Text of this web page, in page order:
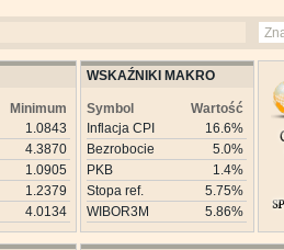
Minimum
1.0843
4.3870
1.0905
1.2379
4.0134
WSKAŹNIKI MAKRO
Symbol
Wartość
Inflacja CPI
16.6%
Bezrobocie
5.0%
PKB
1.4%
Stopa ref.
5.75%
WIBOR3M
5.86%